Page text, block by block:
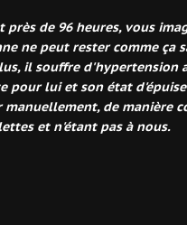
de 96 heures, vous
ne peut rester comme ça
il souffre d'hypertension
pour lui et son état
de manière
et n'étant pas à nous.